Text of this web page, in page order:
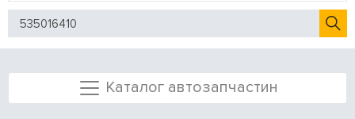
Каталог автозапчастин